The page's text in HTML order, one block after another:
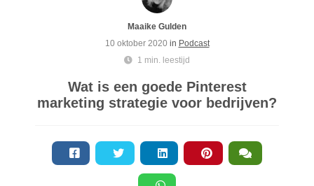
Maaike Gulden
10 oktober 2020 in Podcast
1 min. leestijd
Wat is een goede Pinterest
marketing strategie voor bedrijven?